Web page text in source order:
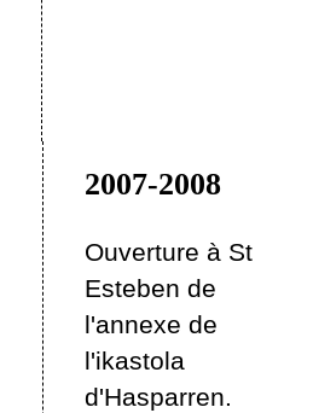
2007-2008
Ouverture à St
Esteben de
l'annexe de
l'ikastola
d'Hasparren.